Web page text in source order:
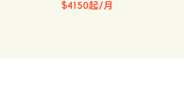
$4150起/月